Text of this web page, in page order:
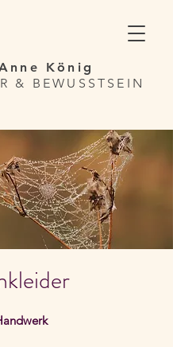
König
& BEWUSSTSEIN